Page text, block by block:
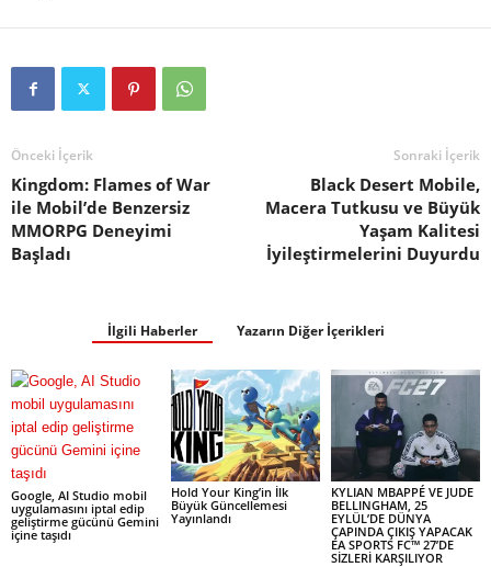
Önceki İçerik
Kingdom: Flames of War
ile Mobil’de Benzersiz
MMORPG Deneyimi
Başladı
Sonraki İçerik
Black Desert Mobile,
Macera Tutkusu ve Büyük
Yaşam Kalitesi
İyileştirmelerini Duyurdu
İlgili Haberler Yazarın Diğer İçerikleri
Google, AI Studio mobil
uygulamasını iptal edip
geliştirme gücünü Gemini
içine taşıdı
Hold Your King’in İlk
Büyük Güncellemesi
Yayınlandı
KYLIAN MBAPPÉ VE JUDE
BELLINGHAM, 25
EYLÜL’DE DÜNYA
ÇAPINDA ÇIKIŞ YAPACAK
EA SPORTS FC™ 27’DE
SİZLERİ KARŞILIYOR